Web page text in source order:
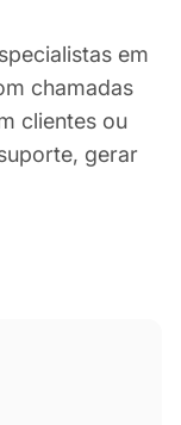
em
chamadas
clientes ou
gerar